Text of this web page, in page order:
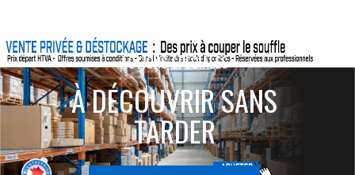
ACTIONS SPÉCIALES
À DÉCOUVRIR SANS
TARDER